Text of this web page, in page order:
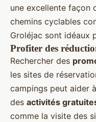
une excellente façon
chemins cyclables
Groléjac sont idéaux
Profiter des
Rechercher des
les sites de
campings peut aider
des activités
comme la visite des